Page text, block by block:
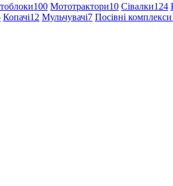
100 Мототрактори10 Сівалки124
Копачі12 Мульчувачі7 Посівні комплекси